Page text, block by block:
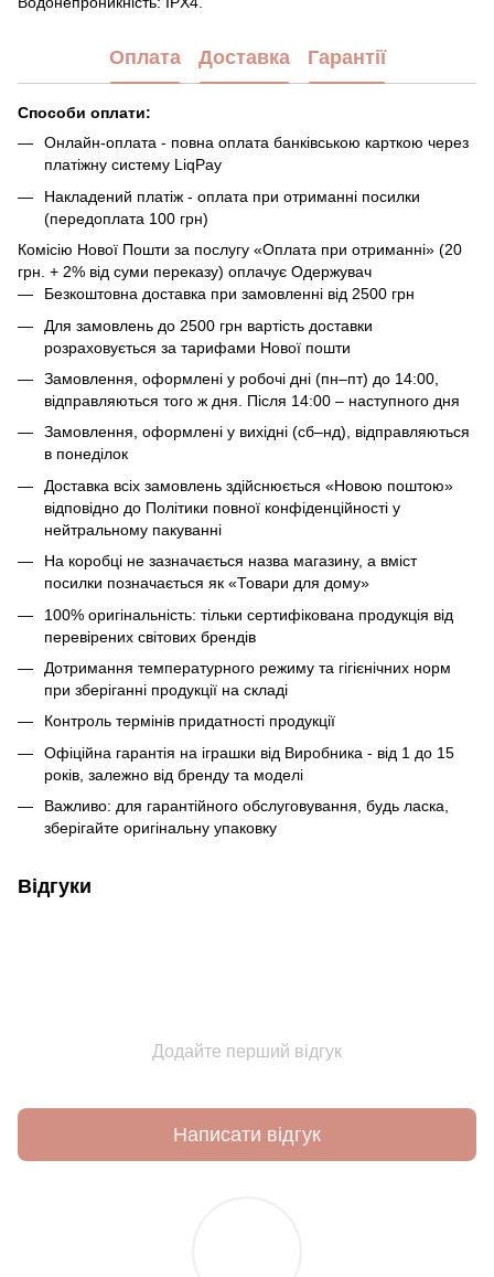
Оплата Доставка Гарантії
Способи оплати:
Онлайн-оплата - повна оплата банківською карткою через
платіжну систему LiqPay
Накладений платіж - оплата при отриманні посилки
(передоплата 100 грн)
Комісію Нової Пошти за послугу «Оплата при отриманні» (20
грн. + 2% від суми переказу) оплачує Одержувач
Безкоштовна доставка при замовленні від 2500 грн
Для замовлень до 2500 грн вартість доставки
розраховується за тарифами Нової пошти
Замовлення, оформлені у робочі дні (пн–пт) до 14:00,
відправляються того ж дня. Після 14:00 – наступного дня
Замовлення, оформлені у вихідні (сб–нд), відправляються
в понеділок
Доставка всіх замовлень здійснюється «Новою поштою»
відповідно до Політики повної конфіденційності у
нейтральному пакуванні
На коробці не зазначається назва магазину, а вміст
посилки позначається як «Товари для дому»
100% оригінальність: тільки сертифікована продукція від
перевірених світових брендів
Дотримання температурного режиму та гігієнічних норм
при зберіганні продукції на складі
Контроль термінів придатності продукції
Офіційна гарантія на іграшки від Виробника - від 1 до 15
років, залежно від бренду та моделі
Важливо: для гарантійного обслуговування, будь ласка,
зберігайте оригінальну упаковку
Відгуки
Додайте перший відгук
Написати відгук